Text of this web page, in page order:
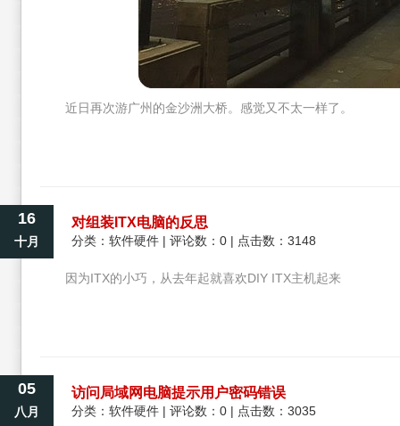
近日再次游广州的金沙洲大桥。感觉又不太一样了。
16
十月
对组装ITX电脑的反思
分类： 软件硬件 | 评论数：0 | 点击数：3148
因为ITX的小巧，从去年起就喜欢DIY ITX主机起来
05
八月
访问局域网电脑提示用户密码错误
分类： 软件硬件 | 评论数：0 | 点击数：3035